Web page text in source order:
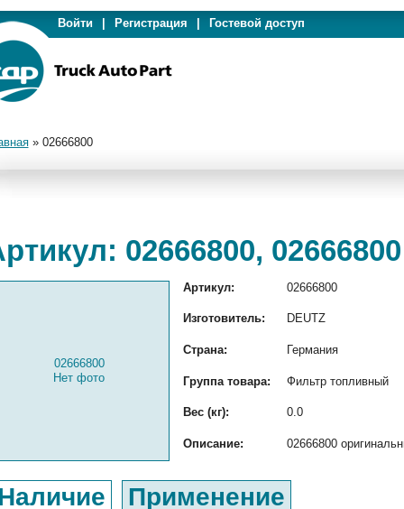
Войти Регистрация Гостевой доступ
» 02666800
02666800, 02666800
02666800
Нет фото
Артикул: 02666800
Изготовитель: DEUTZ
Страна: Германия
Группа товара: Фильтр топливный
Вес (кг): 0.0
Описание: 02666800
Применение